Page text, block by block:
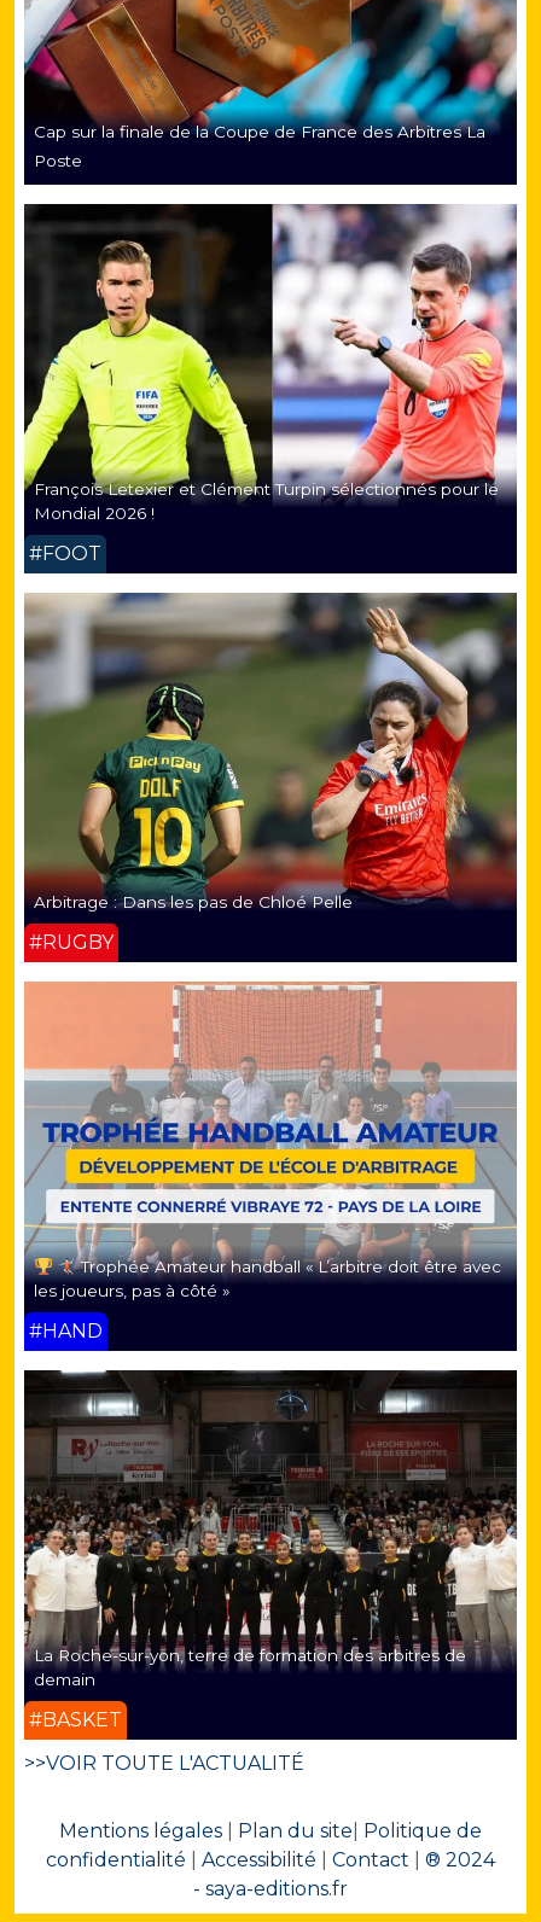
Cap sur la finale de la Coupe de France des Arbitres La
Poste
François Letexier et Clément Turpin sélectionnés pour le
Mondial 2026 !
#FOOT
Arbitrage : Dans les pas de Chloé Pelle
#RUGBY
Trophée Amateur handball « L’arbitre doit être avec
les joueurs, pas à côté »
#HAND
La Roche-sur-yon, terre de formation des arbitres de
demain
#BASKET
>>VOIR TOUTE L'ACTUALITÉ
Mentions légales Plan du site
Politique de
confidentialité
Accessibilité Contact
® 2024
- saya-editions.fr